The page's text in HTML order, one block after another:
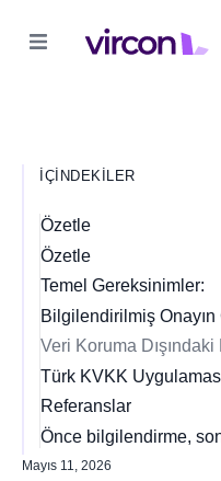
İÇINDEKILER
Özetle
Özetle
Temel Gereksinimler:
Bilgilendirilmiş Onayın
Veri Koruma
Türk KVKK
Referanslar
Önce bilgilendirme,
Mayıs 11, 2026